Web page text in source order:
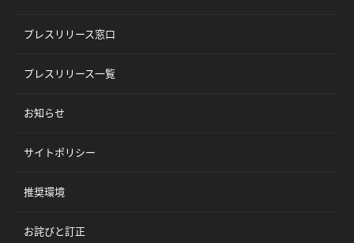
プレスリリース窓口
プレスリリース一覧
お知らせ
サイトポリシー
推奨環境
お詫びと訂正